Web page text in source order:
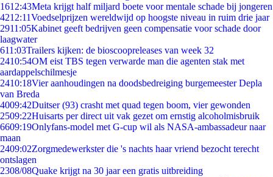
1612:43Meta krijgt half miljard boete voor mentale schade bij jongeren
4212:11Voedselprijzen wereldwijd op hoogste niveau in ruim drie jaar
2911:05Kabinet geeft bedrijven geen compensatie voor schade door
laagwater
611:03Trailers kijken: de bioscoopreleases van week 32
2410:54OM eist TBS tegen verwarde man die agenten stak met
aardappelschilmesje
2410:18Vier aanhoudingen na doodsbedreiging burgemeester Depla
van Breda
4009:42Duitser (93) crasht met quad tegen boom, vier gewonden
2509:22Huisarts per direct uit vak gezet om ernstig alcoholmisbruik
6609:19Onlyfans-model met G-cup wil als NASA-ambassadeur naar
maan
2409:02Zorgmedewerkster die 's nachts haar vriend bezocht terecht
ontslagen
2308/08Quake krijgt na 30 jaar een gratis uitbreiding